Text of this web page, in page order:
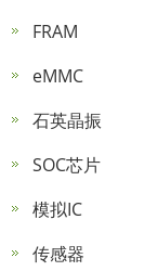
FRAM
eMMC
石英晶振
SOC芯片
模拟IC
传感器